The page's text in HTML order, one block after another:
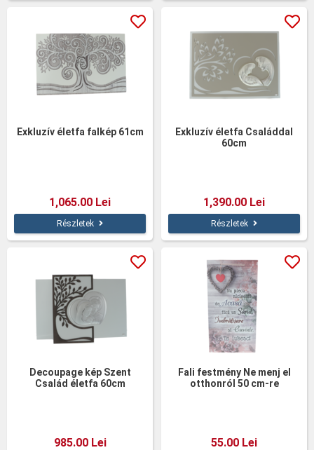
Exkluzív életfa falkép 61cm
1,065.00 Lei
Részletek
Exkluzív életfa Családdal
60cm
1,390.00 Lei
Részletek
Decoupage kép Szent
Család életfa 60cm
985.00 Lei
Fali festmény Ne menj el
otthonról 50 cm-re
55.00 Lei